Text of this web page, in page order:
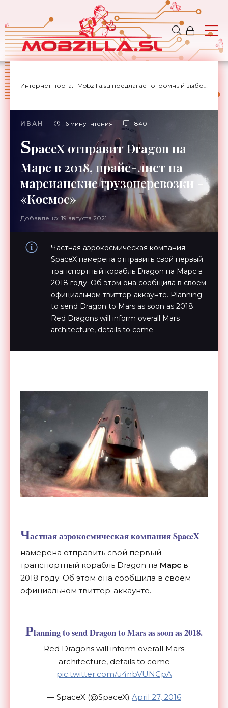
Интернет портал Mobzilla.su предлагает огромный выбор новостей с доставкой на дом.
ИВАН 6 минут чтения 840
SpaceX отправит Dragon на
Марс в 2018, прайс-лист на
марсианские грузоперевозки -
«Космос»
Добавлено: 19 августа 2021
Частная аэрокосмическая компания
SpaceX намерена отправить свой первый
транспортный корабль Dragon на Марс в
2018 году. Об этом она сообщила в своем
официальном твиттер-аккаунте. Planning
to send Dragon to Mars as soon as 2018.
Red Dragons will inform overall Mars
architecture, details to come
Частная аэрокосмическая компания SpaceX
намерена отправить свой первый
транспортный корабль Dragon на Марс в
2018 году. Об этом она сообщила в своем
официальном твиттер-аккаунте.
Planning to send Dragon to Mars as soon as 2018.
Red Dragons will inform overall Mars
architecture, details to come
pic.twitter.com/u4nbVUNCpA
— SpaceX (@SpaceX) April 27, 2016